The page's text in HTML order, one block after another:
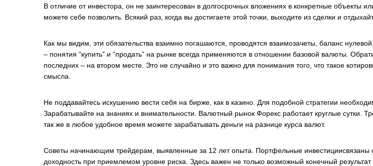
В отличие от инвестора, он не заинтересован в долгосрочных вложениях в конкретные объекты
можете себе позволить. Всякий раз, когда вы достигаете этой точки, выходите из сделки и
Как мы видим, эти обязательства взаимно погашаются, проводятся взаимозачеты, баланс
– понятия “купить” и “продать” на рынке всегда применяются в отношении базовой валюты.
последних – на втором месте. Это не случайно и это важно для понимания того, что такое
смысла.
Не поддавайтесь искушению вести себя на бирже, как в казино. Для подобной стратегии
Зарабатывайте на знаниях и внимательности. Валютный рынок Форекс работает круглые сутки.
так же в любое удобное время можете зарабатывать деньги на разнице курса валют.
Советы начинающим трейдерам, выявленные за 12 лет опыта. Портфельные
доходность при приемлемом уровне риска. Здесь важен не только возможный конечный